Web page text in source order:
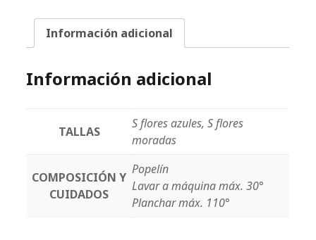
Información adicional
Información adicional
TALLAS
S flores azules, S flores
moradas
COMPOSICIÓN Y
CUIDADOS
Popelín
Lavar a máquina máx. 30°
Planchar máx. 110°